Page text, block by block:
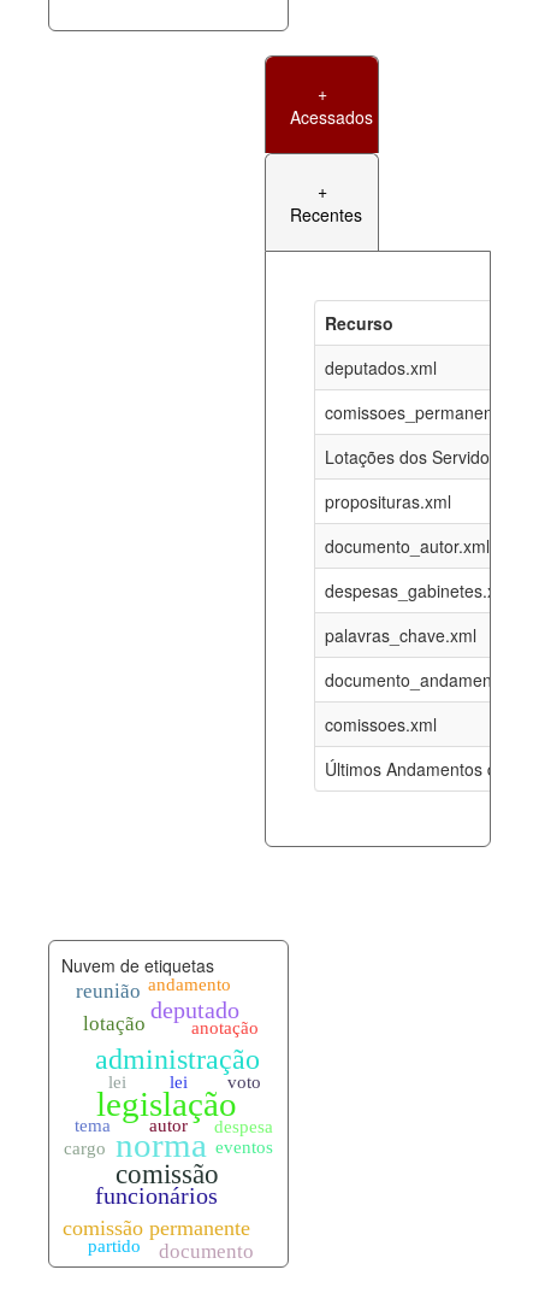
+
Acessados
+
Recentes
Recurso
deputados.xml
Lotações dos Servidores
proposituras.xml
documento_autor.xml
despesas_gabinetes.xml
palavras_chave.xml
documento_andamento.xml
comissoes.xml
Últimos Andamentos de
documento_andamento_atual.xml
08-08-
funcionarios_lotacoes.xml
funcionarios_cargos.xml 12-05-
08-08-
documento_andamento.xml 08-08-
palavras_chave.xml 08-08-
legislacao_norma_anotacoes.xml
Nuvem de etiquetas